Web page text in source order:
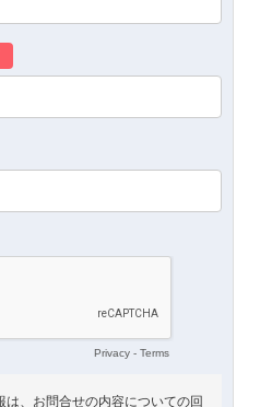
Privacy - Terms
は、お問合せの内容についての回